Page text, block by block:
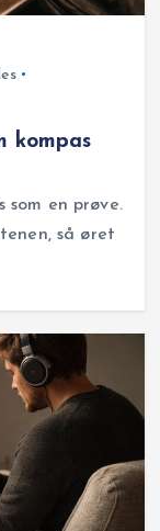
kompas
som en prøve.
så øret